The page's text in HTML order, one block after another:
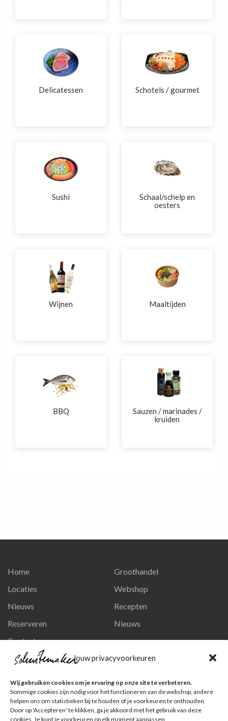
Jouw privacyvoorkeuren
Wij gebruiken cookies om je ervaring op onze site te verbeteren.
Sommige cookies zijn nodig voor het functioneren van de webshop, andere
helpen ons om statistieken bij te houden of je voorkeuren te onthouden.
Door op 'Accepteren' te klikken, ga je akkoord met het gebruik van deze
cookies. Je kunt je voorkeuren op elk moment aanpassen.
Delicatessen Schotels / gourmet
Sushi
Schaal/schelp en
oesters
Wijnen Maaltijden
BBQ
Sauzen / marinades /
kruiden
Home
Locaties
Nieuws
Reserveren
Contact
Privacy en persoonsgegevens
Groothandel
Webshop
Recepten
Nieuws
Ga naar onze pagina
Volg ons op Instagram